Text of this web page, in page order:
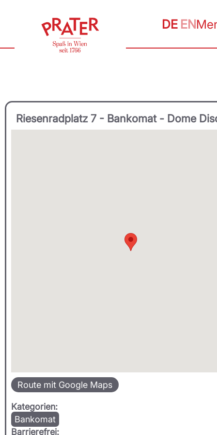
DE EN
Riesenradplatz 7 - Bankomat - Dome
Route mit Google Maps
Kategorien:
Bankomat
Barrierefrei: